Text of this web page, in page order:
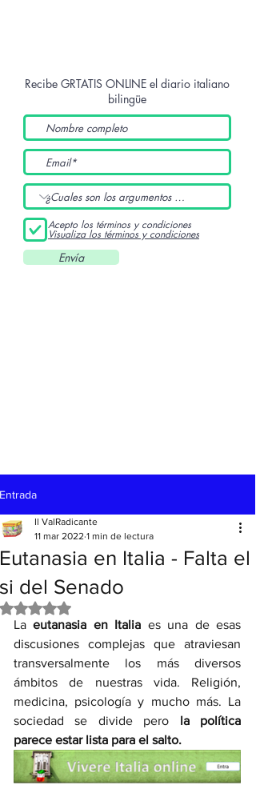
Recibe GRTATIS ONLINE el diario italiano
bilingüe
Acepto los términos y condiciones
Visualiza los términos y condiciones
Envía
Entrada
Eutanasia en Italia - Falta el
si del Senado
Il ValRadicante
11 mar 2022 1 min de lectura
Obtuvo NaN de 5 estrellas.
La eutanasia en Italia es una de esas
discusiones complejas que atraviesan
transversalmente los más diversos
ámbitos de nuestras vida. Religión,
medicina, psicología y mucho más. La
sociedad se divide pero la política
parece estar lista para el salto.